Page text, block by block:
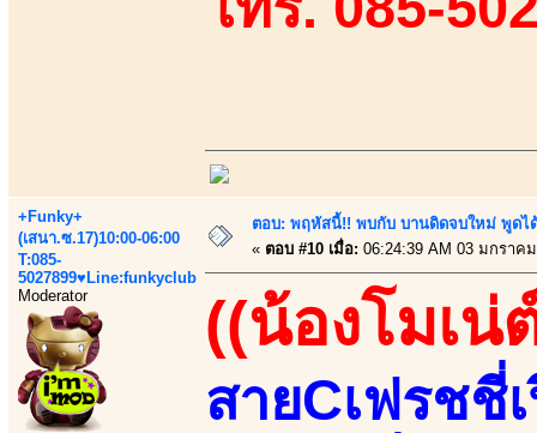
+Funky+
(เสนา.ซ.17)10:00-06:00
T:085-
5027899♥Line:funkyclub
Moderator
ตอบ: พฤหัสนี้!! พบกับ บานดิดจบใหม่ พูด
« ตอบ #10 เมื่อ: 06:24:39 AM 03 มกราค
((น้องโมเน่
สายCเฟรชชี่